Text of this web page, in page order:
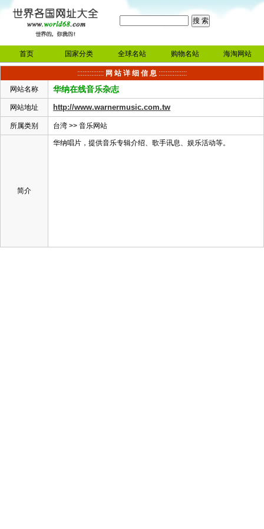
首页 国家分类 全球名站 购物名站 海淘网站
::::::::::::::: 网 站 详 细 信 息 ::::::::::::::::
网站名称
华纳在线音乐杂志
网站地址 http://www.warnermusic.com.tw
所属类别 台湾 >>音乐网站
简介
华纳唱片，提供音乐专辑介绍、歌手讯息、娱乐活动等。